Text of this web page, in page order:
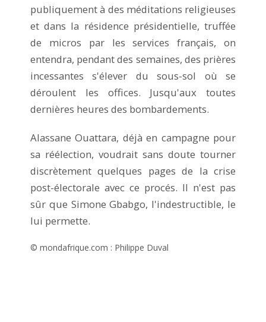
publiquement à des méditations religieuses
et dans la résidence présidentielle, truffée
de micros par les services français, on
entendra, pendant des semaines, des prières
incessantes s'élever du sous-sol où se
déroulent les offices. Jusqu'aux toutes
dernières heures des bombardements.
Alassane Ouattara, déjà en campagne pour
sa réélection, voudrait sans doute tourner
discrètement quelques pages de la crise
post-électorale avec ce procés. Il n'est pas
sûr que Simone Gbabgo, l'indestructible, le
lui permette.
© mondafrique.com : Philippe Duval